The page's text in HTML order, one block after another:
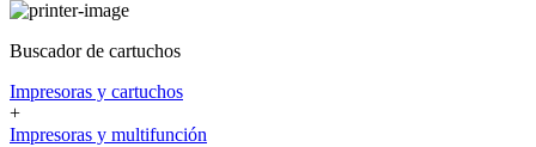
Buscador de cartuchos
Impresoras y cartuchos
+
Impresoras y multifunción